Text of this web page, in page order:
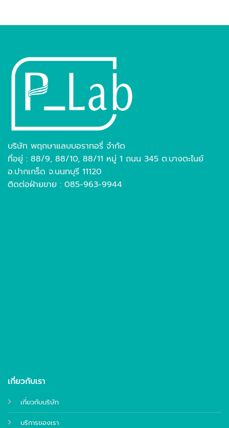
บริษัท พฤกษาแลบบอราทอรี่ จำกัด
ที่อยู่ : 88/9, 88/10, 88/11 หมู่ 1 ถนน 345 ต.บางตะไนย์
อ.ปากเกร็ด จ.นนทบุรี 11120
ติดต่อฝ่ายขาย : 085-963-9944
เกี่ยวกับเรา
เกี่ยวกับบริษัท
บริการของเรา